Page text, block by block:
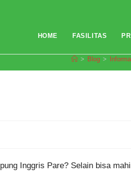
HOME FASILITAS
> Blog >
Inggris Pare? Selain bisa